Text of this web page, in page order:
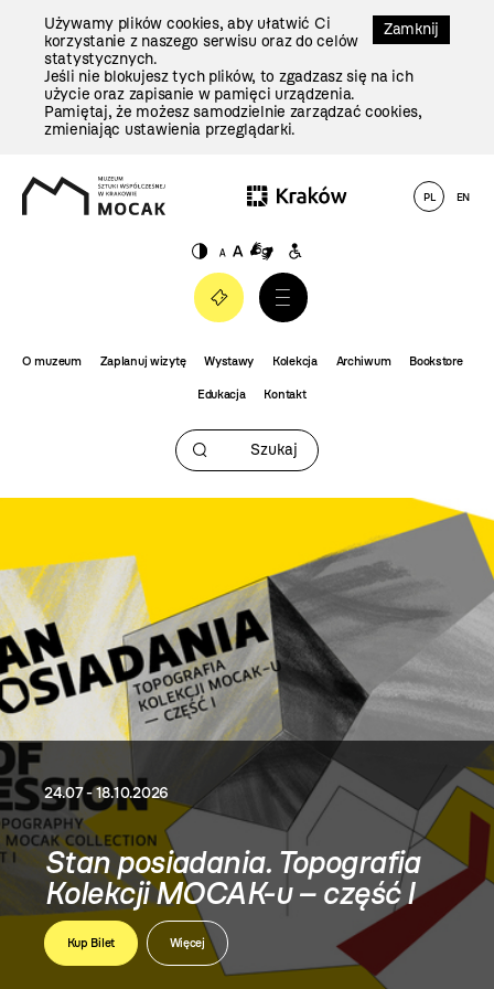
Zamknij
Używamy plików cookies, aby ułatwić Ci
korzystanie z naszego serwisu oraz do celów
statystycznych.
Jeśli nie blokujesz tych plików, to zgadzasz się na ich
użycie oraz zapisanie w pamięci urządzenia.
Pamiętaj, że możesz samodzielnie zarządzać cookies,
zmieniając ustawienia przeglądarki.
(otwiera
PL EN
O muzeum Zaplanuj wizytę Wystawy Kolekcja Archiwum Bookstore
Edukacja Kontakt
24.07 - 18.10.2026
Stan posiadania. Topografia
Kolekcji MOCAK-u – część I
Kup Bilet Więcej